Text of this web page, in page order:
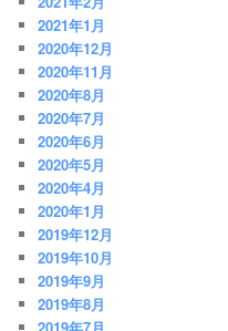
2021年1月
2020年12月
2020年11月
2020年8月
2020年7月
2020年6月
2020年5月
2020年4月
2020年1月
2019年12月
2019年10月
2019年9月
2019年8月